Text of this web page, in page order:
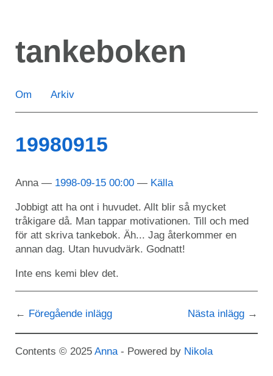
huvudinnehåll
tankeboken
Om Arkiv
19980915
Anna 1998-09-15 00:00 Källa
Jobbigt att ha ont i huvudet. Allt blir så mycket
tråkigare då. Man tappar motivationen. Till och med
för att skriva tankebok. Äh... Jag återkommer en
annan dag. Utan huvudvärk. Godnatt!
Inte ens kemi blev det.
Föregående inlägg Nästa inlägg
Contents © 2025 Anna - Powered by Nikola